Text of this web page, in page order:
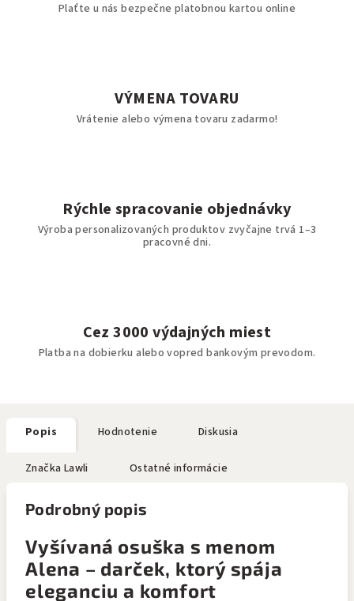
Plaťte u nás bezpečne platobnou kartou online
VÝMENA TOVARU
Vrátenie alebo výmena tovaru zadarmo!
Rýchle spracovanie objednávky
Výroba personalizovaných produktov zvyčajne trvá 1–3
pracovné dni.
Cez 3000 výdajných miest
Platba na dobierku alebo vopred bankovým prevodom.
Popis Hodnotenie Diskusia
Značka Lawli Ostatné informácie
Podrobný popis
Vyšívaná osuška s menom
Alena – darček, ktorý spája
eleganciu a komfort